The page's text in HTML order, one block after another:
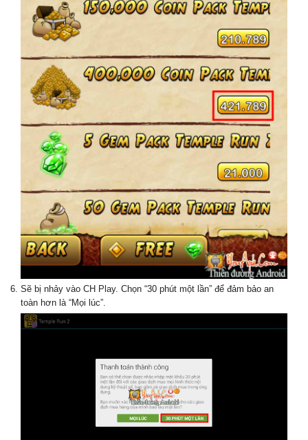
Sẽ bị nhảy vào CH Play. Chọn “30 phút một lần” để đảm bảo an
toàn hơn là “Mọi lúc”.